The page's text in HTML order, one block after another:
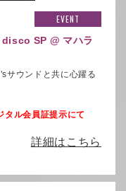
EVENT
SP @ マハラ
サウンドと共に心躍る
ル会員証提示にて
詳細はこちら